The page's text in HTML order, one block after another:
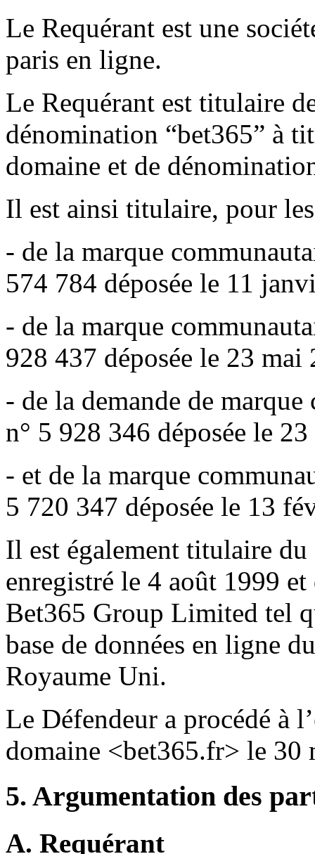
Le Requérant est une
paris en ligne.
Le Requérant est titulaire
dénomination “bet365” à
domaine et de
Il est ainsi titulaire, pour
- de la marque
574 784 déposée le 11
- de la marque
928 437 déposée le 23 mai
- de la demande de
n° 5 928 346 déposée le
- et de la marque
5 720 347 déposée le 13
Il est également titulaire
enregistré le 4 août 1999
Bet365 Group Limited tel
base de données en ligne
Royaume Uni.
Le Défendeur a procédé à
domaine <bet365.fr> le 30
5. Argumentation des
A. Requérant